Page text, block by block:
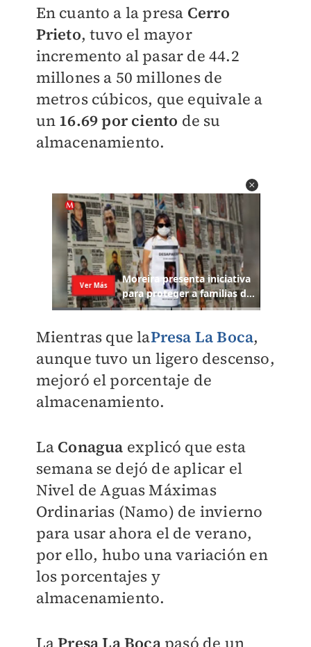
En cuanto a la presa Cerro
Prieto, tuvo el mayor
incremento al pasar de 44.2
millones a 50 millones de
metros cúbicos, que equivale a
un 16.69 por ciento de su
almacenamiento.
Mientras quelaPresa La Boca,
aunque tuvo un ligero descenso,
mejoró el porcentaje de
almacenamiento.
La Conagua explicó que esta
semana se dejó de aplicar el
Nivel de Aguas Máximas
Ordinarias (Namo) de invierno
para usar ahora el de verano,
por ello, hubo una variación en
los porcentajes y
almacenamiento.